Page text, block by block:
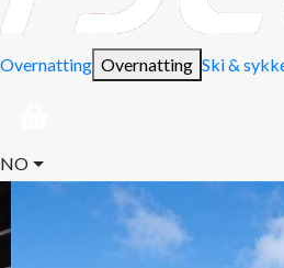
Overnatting Overnatting Ski &
NO